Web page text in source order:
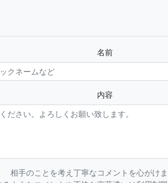
名前
内容
相手のことを考え丁寧なコメントを心がけま